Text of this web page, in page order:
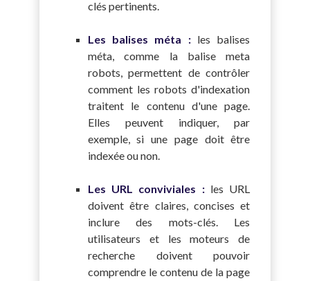
clés pertinents.
Les balises méta : les balises
méta, comme la balise meta
robots, permettent de contrôler
comment les robots d'indexation
traitent le contenu d'une page.
Elles peuvent indiquer, par
exemple, si une page doit être
indexée ou non.
Les URL conviviales : les URL
doivent être claires, concises et
inclure des mots-clés. Les
utilisateurs et les moteurs de
recherche doivent pouvoir
comprendre le contenu de la page